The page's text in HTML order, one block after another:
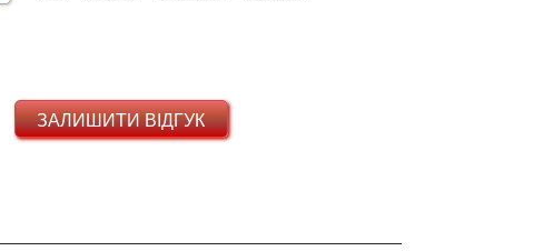
ЗАЛИШИТИ ВІДГУК